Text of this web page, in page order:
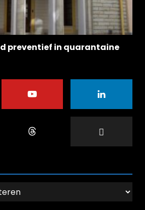
preventief in quarantaine